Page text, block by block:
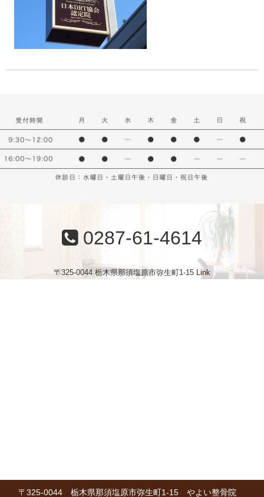
0287-61-4614
〒325-0044 栃木県那須塩原市弥生町1-15 Link
〒325-0044 栃木県那須塩原市弥生町1-15 やよい整骨院